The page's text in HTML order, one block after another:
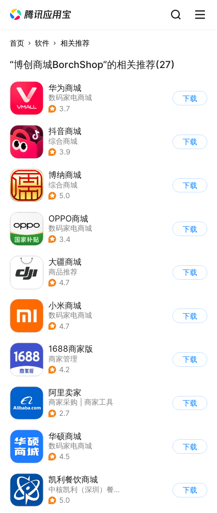
首页 软件 相关推荐
“博创商城BorchShop”的相关推荐(27)
华为商城
数码家电商城
3.7
下载
抖音商城
综合商城
3.9
下载
博纳商城
综合商城
5.0
下载
OPPO商城
数码家电商城
3.4
下载
大疆商城
商品推荐
4.7
下载
小米商城
数码家电商城
4.7
下载
1688商家版
商家管理
4.2
下载
阿里卖家
商家采购
商家工具
2.7
下载
华硕商城
数码家电商城
4.5
下载
凯利餐饮商城
中核凯利（深圳）餐饮管理有限公司
5.0
下载